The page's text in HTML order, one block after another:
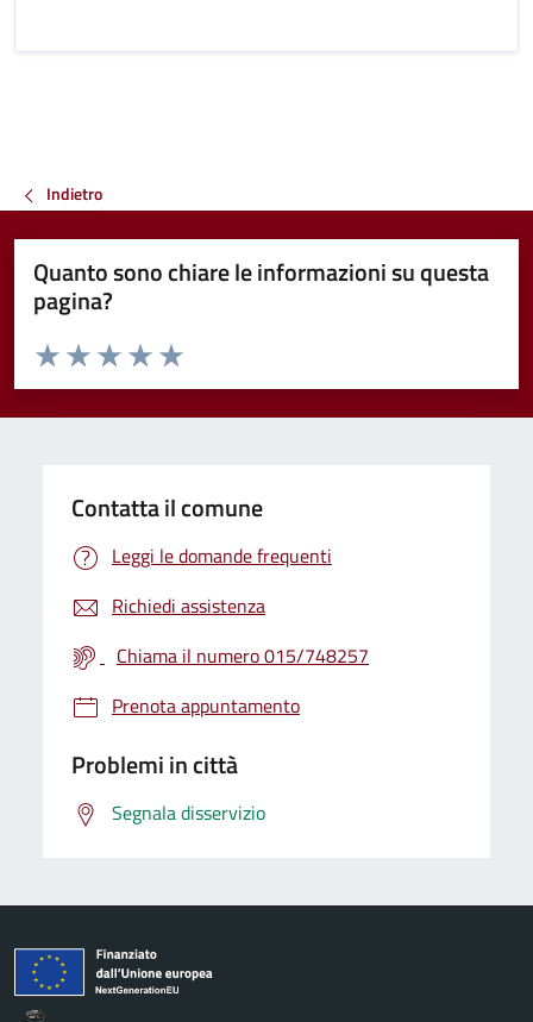
Indietro
Quanto sono chiare le informazioni su questa
pagina?
Valuta da 1 a 5 stelle la pagina
Valuta 5 stelle su 5
Valuta 4 stelle su 5
Valuta 3 stelle su 5
Valuta 2 stelle su 5
Valuta 1 stelle su 5
Contatta il comune
Leggi le domande frequenti
Richiedi assistenza
Chiama il numero 015/748257
Prenota appuntamento
Problemi in città
Segnala disservizio